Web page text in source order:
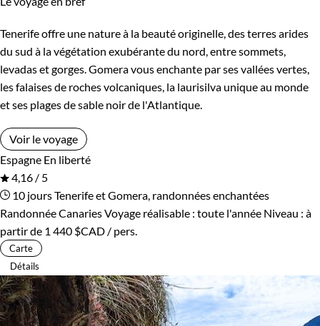
Tenerife offre une nature à la beauté originelle, des terres arides
du sud à la végétation exubérante du nord, entre sommets,
levadas et gorges. Gomera vous enchante par ses vallées vertes,
les falaises de roches volcaniques, la laurisilva unique au monde
et ses plages de sable noir de l'Atlantique.
Voir le voyage
Espagne En liberté
4,16 / 5
10 joursTenerife et Gomera, randonnées enchantées
Randonnée CanariesVoyage réalisable : toute l'année Niveau : à
partir de 1 440 $CAD / pers.
Carte
Détails